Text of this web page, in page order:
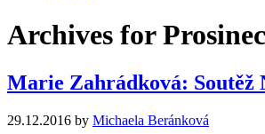
Archives for
Marie Zahrádková: Soutěž
29.12.2016 by Michaela Beránková